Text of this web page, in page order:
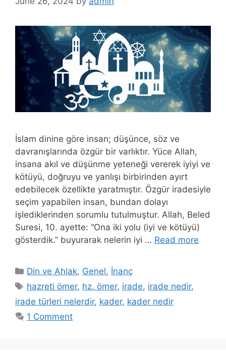
İslam dinine göre insan; düşünce, söz ve
davranışlarında özgür bir varlıktır. Yüce Allah,
insana akıl ve düşünme yeteneği vererek iyiyi ve
kötüyü, doğruyu ve yanlışı birbirinden ayırt
edebilecek özellikte yaratmıştır. Özgür iradesiyle
seçim yapabilen insan, bundan dolayı
işlediklerinden sorumlu tutulmuştur. Allah, Beled
Suresi, 10. ayette: “Ona iki yolu (iyi ve kötüyü)
gösterdik.” buyurarak nelerin iyi … Read more
Categories
Din ve Ahlak, Genel, İnanç
Tags
hazreti ömer, hz. ömer, irade, irade nedir,
irade türleri nelerdir, kader, kader nedir
1 Comment